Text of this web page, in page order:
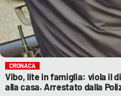
CRONACA
Vibo, lite in famiglia: viola il
alla casa. Arrestato dalla